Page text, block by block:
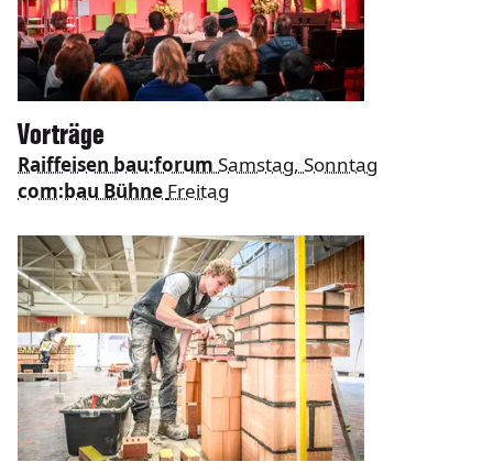
Vorträge
Raiffeisen bau:forum Samstag, Sonntag
com:bau Bühne Freitag